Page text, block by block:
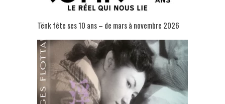
Tënk fête ses 10 ans – de mars à novembre 2026